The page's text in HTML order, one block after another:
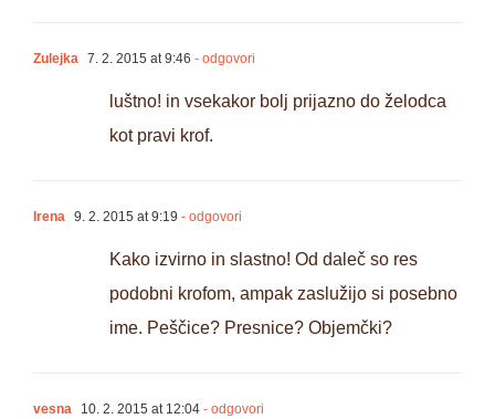
Zulejka 7. 2. 2015 at 9:46 - odgovori
luštno! in vsekakor bolj prijazno do želodca
kot pravi krof.
Irena 9. 2. 2015 at 9:19 - odgovori
Kako izvirno in slastno! Od daleč so res
podobni krofom, ampak zaslužijo si posebno
ime. Peščice? Presnice? Objemčki?
vesna 10. 2. 2015 at 12:04 - odgovori